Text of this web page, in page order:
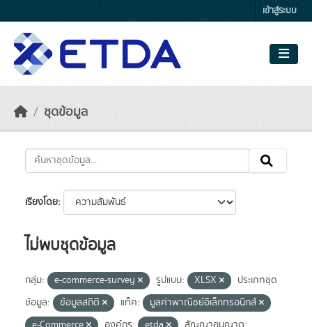
เข้าสู่ระบบ
ชุดข้อมูล
เรียงโดย
ไม่พบชุดข้อมูล
กลุ่ม: e-commerce-survey รูปแบบ: XLSX
ประเภทชุด
ข้อมูล:
ข้อมูลสถิติ แท็ค:
มูลค่าพาณิชย์อิเล็กทรอนิกส์